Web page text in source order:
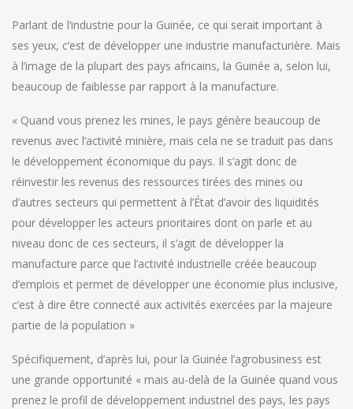
Parlant de l’industrie pour la Guinée, ce qui serait important à
ses yeux, c’est de développer une industrie manufacturière. Mais
à l’image de la plupart des pays africains, la Guinée a, selon lui,
beaucoup de faiblesse par rapport à la manufacture.
« Quand vous prenez les mines, le pays génère beaucoup de
revenus avec l’activité minière, mais cela ne se traduit pas dans
le développement économique du pays. Il s’agit donc de
réinvestir les revenus des ressources tirées des mines ou
d’autres secteurs qui permettent à l’État d’avoir des liquidités
pour développer les acteurs prioritaires dont on parle et au
niveau donc de ces secteurs, il s’agit de développer la
manufacture parce que l’activité industrielle créée beaucoup
d’emplois et permet de développer une économie plus inclusive,
c’est à dire être connecté aux activités exercées par la majeure
partie de la population »
Spécifiquement, d’après lui, pour la Guinée l’agrobusiness est
une grande opportunité « mais au-delà de la Guinée quand vous
prenez le profil de développement industriel des pays, les pays